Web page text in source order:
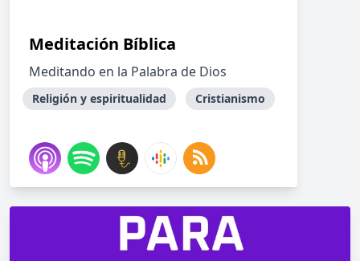
Meditación Bíblica
Meditando en la Palabra de Dios
Religión y espiritualidad Cristianismo